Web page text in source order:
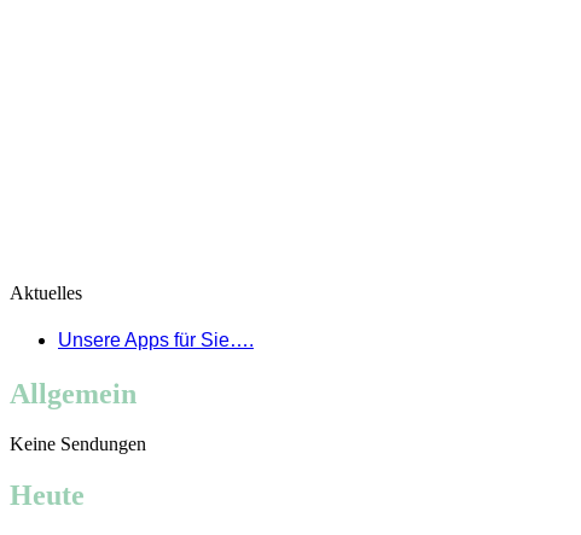
Aktuelles
Unsere Apps für Sie….
Allgemein
Keine Sendungen
Heute